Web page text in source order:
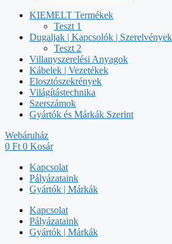
KIEMELT Termékek
Teszt 1
Dugaljak | Kapcsolók | Szerelvények
Teszt 2
Villanyszerelési Anyagok
Kábelek | Vezetékek
Elosztószekrények
Világítástechnika
Szerszámok
Gyártók és Márkák Szerint
Webáruház
0 Ft 0 Kosár
Kapcsolat
Pályázataink
Gyártók | Márkák
Kapcsolat
Pályázataink
Gyártók | Márkák